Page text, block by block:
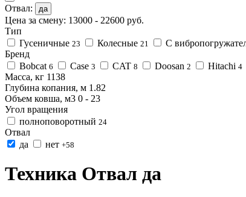
Отвал: да
Цена за смену: 13000 - 22600 руб.
Тип
Гусеничные 23 Колесные 21 С
Бренд
Bobcat 6 Case 3 CAT 8 Doosan 2 Hitachi 4
Масса, кг 1138
Глубина копания, м 1.82
Объем ковша, м3 0 - 23
Угол вращения
полноповоротный 24
Отвал
да
нет +58
Техника Отвал да